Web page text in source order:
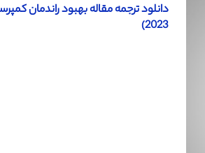
دانلود ترجمه مقاله بهبود راندمان
2023)